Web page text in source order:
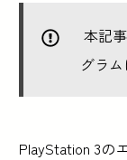
本記
グラ
PlayStation 3の